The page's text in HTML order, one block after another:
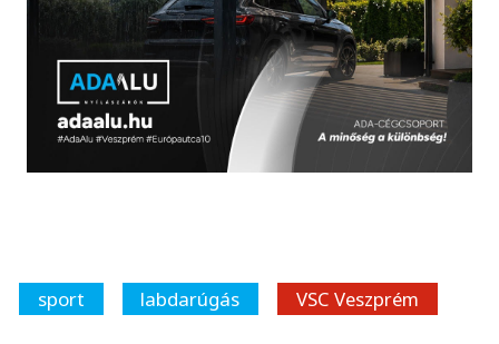
sport labdarúgás VSC Veszprém